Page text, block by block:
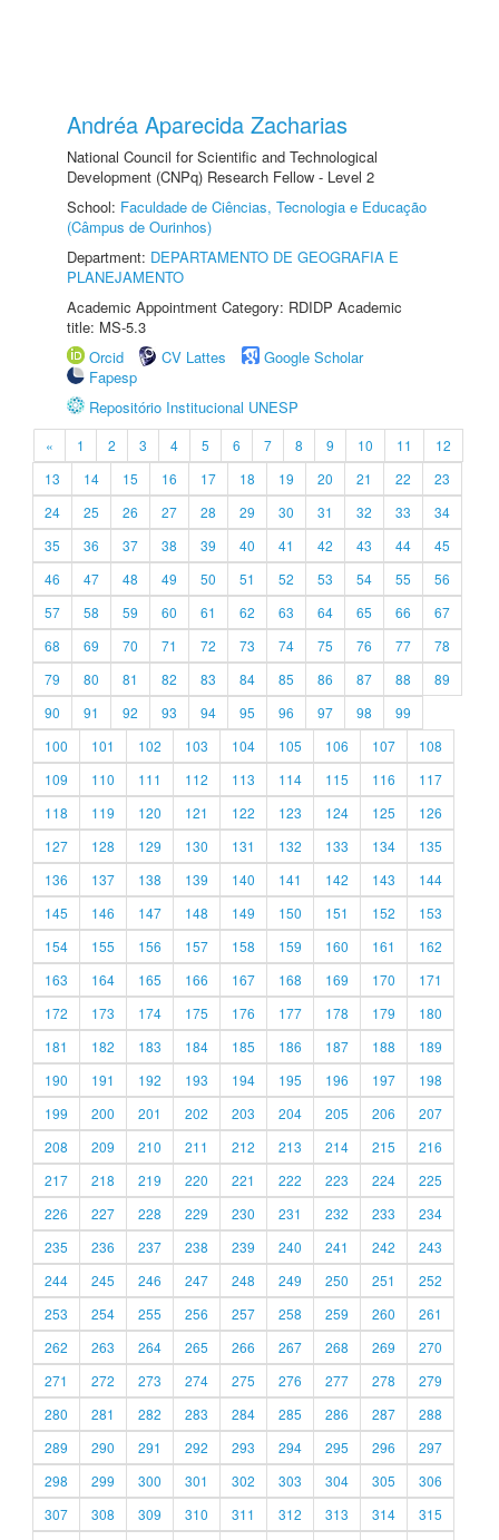
Andréa Aparecida Zacharias
National Council for Scientific and Technological
Development (CNPq) Research Fellow - Level 2
School: Faculdade de Ciências, Tecnologia e Educação
(Câmpus de Ourinhos)
Department: DEPARTAMENTO DE GEOGRAFIA E
PLANEJAMENTO
Academic Appointment Category: RDIDP Academic
title: MS-5.3
Orcid
CV Lattes
Google Scholar
Fapesp
Repositório Institucional UNESP
« 1 2 3 4 5 6 7 8 9 10 11
12
13
14 15 16 17 18 19 20 21 22
23
24
25 26 27 28 29 30 31 32 33
34
35
36 37 38 39 40 41 42 43 44
45
46
47 48 49 50 51 52 53 54 55
56
57
58 59 60 61 62 63 64 65 66
67
68
69 70 71 72 73 74 75 76 77
78
79
80 81 82 83 84 85 86 87 88
89
90
91 92 93 94 95 96 97 98
99
100
101 102 103 104 105 106 107
108
109
110 111 112 113 114 115 116
117
118
119 120 121 122 123 124 125
126
127
128 129 130 131 132 133 134
135
136
137 138 139 140 141 142 143
144
145
146 147 148 149 150 151 152
153
154
155 156 157 158 159 160 161
162
163
164 165 166 167 168 169 170
171
172
173 174 175 176 177 178 179
180
181
182 183 184 185 186 187 188
189
190
191 192 193 194 195 196 197
198
199
200 201 202 203 204 205 206
207
208
209 210 211 212 213 214 215
216
217
218 219 220 221 222 223 224
225
226
227 228 229 230 231 232 233
234
235
236 237 238 239 240 241 242
243
244
245 246 247 248 249 250 251
252
253
254 255 256 257 258 259 260
261
262
263 264 265 266 267 268 269
270
271
272 273 274 275 276 277 278
279
280
281 282 283 284 285 286 287
288
289
290 291 292 293 294 295 296
297
298
299 300 301 302 303 304 305
306
307
308 309 310 311 312 313 314
315